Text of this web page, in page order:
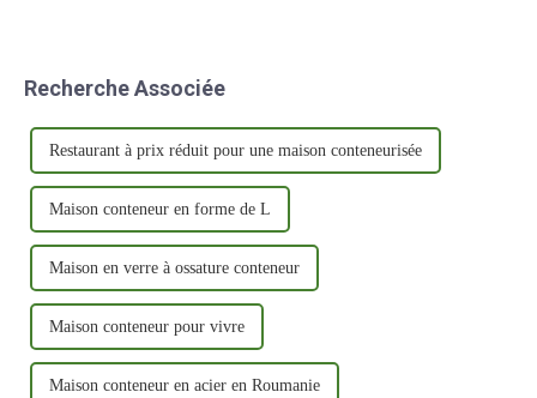
Recherche Associée
Restaurant à prix réduit pour une maison conteneurisée
Maison conteneur en forme de L
Maison en verre à ossature conteneur
Maison conteneur pour vivre
Maison conteneur en acier en Roumanie